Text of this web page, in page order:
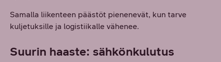
Samalla liikenteen päästöt pienenevät, kun tarve
kuljetuksille ja logistiikalle vähenee.
Suurin haaste: sähkönkulutus